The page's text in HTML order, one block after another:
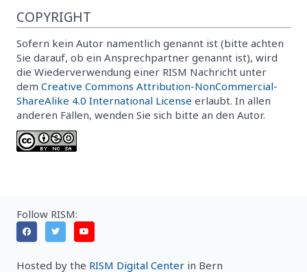
COPYRIGHT
Sofern kein Autor namentlich genannt ist (bitte achten
Sie darauf, ob ein Ansprechpartner genannt ist), wird
die Wiederverwendung einer RISM Nachricht unter
dem Creative Commons Attribution-NonCommercial-
ShareAlike 4.0 International License erlaubt. In allen
anderen Fällen, wenden Sie sich bitte an den Autor.
Follow RISM:
Hosted by the RISM Digital Center in Bern